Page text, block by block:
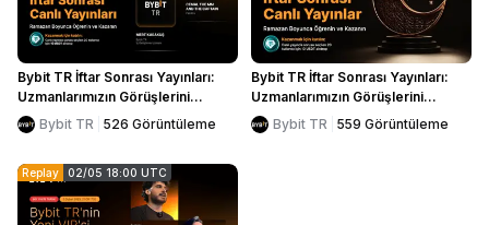
Bybit TR İftar Sonrası Yayınları:
Uzmanlarımızın Görüşlerini
Dinleyin ve Kazanın 🌙
Bybit TR 526 Görüntüleme
Bybit TR İftar Sonrası Yayınları:
Uzmanlarımızın Görüşlerini
Dinleyin ve Kazanın 🌙
Bybit TR 559 Görüntüleme
Replay 02/05 18:00 UTC